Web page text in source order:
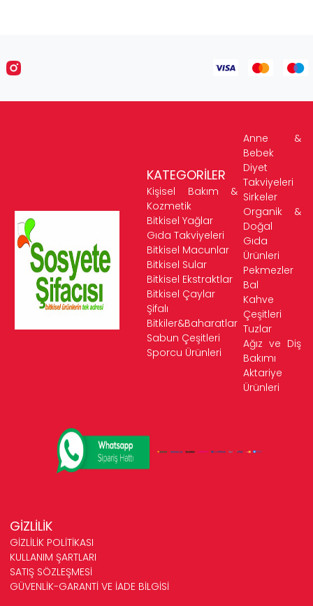
KATEGORİLER
Kişisel Bakım &
Kozmetik
Bitkisel Yağlar
Gıda Takviyeleri
Bitkisel Macunlar
Bitkisel Sular
Bitkisel Ekstraktlar
Bitkisel Çaylar
Şifalı
Bitkiler&Baharatlar
Sabun Çeşitleri
Sporcu Ürünleri
Anne &
Bebek
Diyet
Takviyeleri
Sirkeler
Organik &
Doğal
Gıda
Ürünleri
Pekmezler
Bal
Kahve
Çeşitleri
Tuzlar
Ağız ve Diş
Bakımı
Aktariye
Ürünleri
GİZLİLİK
GİZLİLİK POLİTİKASI
KULLANIM ŞARTLARI
SATIŞ SÖZLEŞMESİ
GÜVENLİK-GARANTİ VE İADE BİLGİSİ